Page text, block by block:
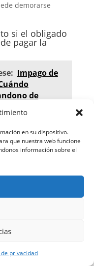
en su dispositivo.
que nuestra web funcione
información sobre el
privacidad
demorarse
si el obligado
pagar la
Impago de
de
de pago, es
demuestren su
como información
sociales que
con la
de terceros.
ha solicitado
los
el impago de